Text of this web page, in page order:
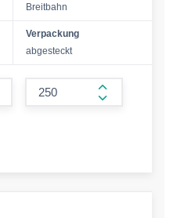
Breitbahn
Verpackung
abgesteckt
form.increase-